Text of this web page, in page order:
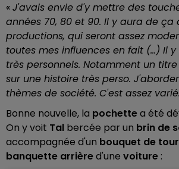
«J'avais envie d'y mettre des
années 70, 80 et 90. Il y aura de ça
productions, qui seront assez
toutes mes influences en fait (...) Il
très personnels. Notamment un
sur une histoire très perso.
thèmes de société. C'est assez
Bonne nouvelle, la pochettea été
On y voit Tal bercée par un brin de
accompagnée d'un bouquet de
banquette arrièred'une voiture :